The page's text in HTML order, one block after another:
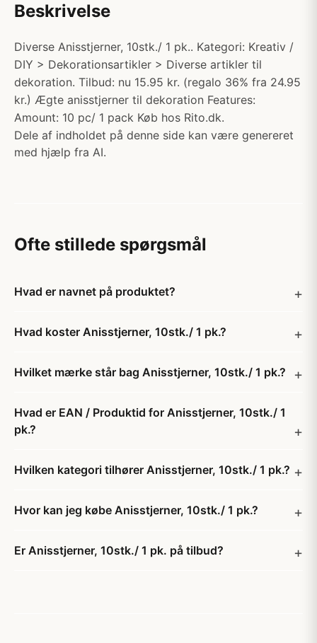
Beskrivelse
Diverse Anisstjerner, 10stk./ 1 pk.. Kategori: Kreativ /
DIY > Dekorationsartikler > Diverse artikler til
dekoration. Tilbud: nu 15.95 kr. (regalo 36% fra 24.95
kr.) Ægte anisstjerner til dekoration Features:
Amount: 10 pc/ 1 pack Køb hos Rito.dk.
Dele af indholdet på denne side kan være genereret
med hjælp fra AI.
Ofte stillede spørgsmål
Hvad er navnet på produktet?
Hvad koster Anisstjerner, 10stk./ 1 pk.?
Hvilket mærke står bag Anisstjerner, 10stk./ 1 pk.?
Hvad er EAN / Produktid for Anisstjerner, 10stk./ 1
pk.?
Hvilken kategori tilhører Anisstjerner, 10stk./ 1 pk.?
Hvor kan jeg købe Anisstjerner, 10stk./ 1 pk.?
Er Anisstjerner, 10stk./ 1 pk. på tilbud?